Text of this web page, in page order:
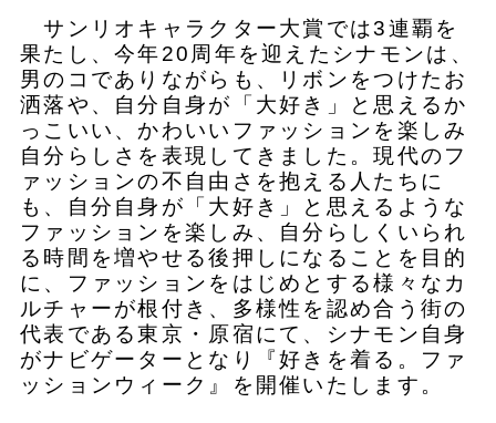
サンリオキャラクター大賞では3連覇を
果たし、今年20周年を迎えたシナモンは、
男のコでありながらも、リボンをつけたお
洒落や、自分自身が「大好き」と思えるか
っこいい、かわいいファッションを楽しみ
自分らしさを表現してきました。現代のフ
ァッションの不自由さを抱える人たちに
も、自分自身が「大好き」と思えるような
ファッションを楽しみ、自分らしくいられ
る時間を増やせる後押しになることを目的
に、ファッションをはじめとする様々なカ
ルチャーが根付き、多様性を認め合う街の
代表である東京・原宿にて、シナモン自身
がナビゲーターとなり『好きを着る。ファ
ッションウィーク』を開催いたします。